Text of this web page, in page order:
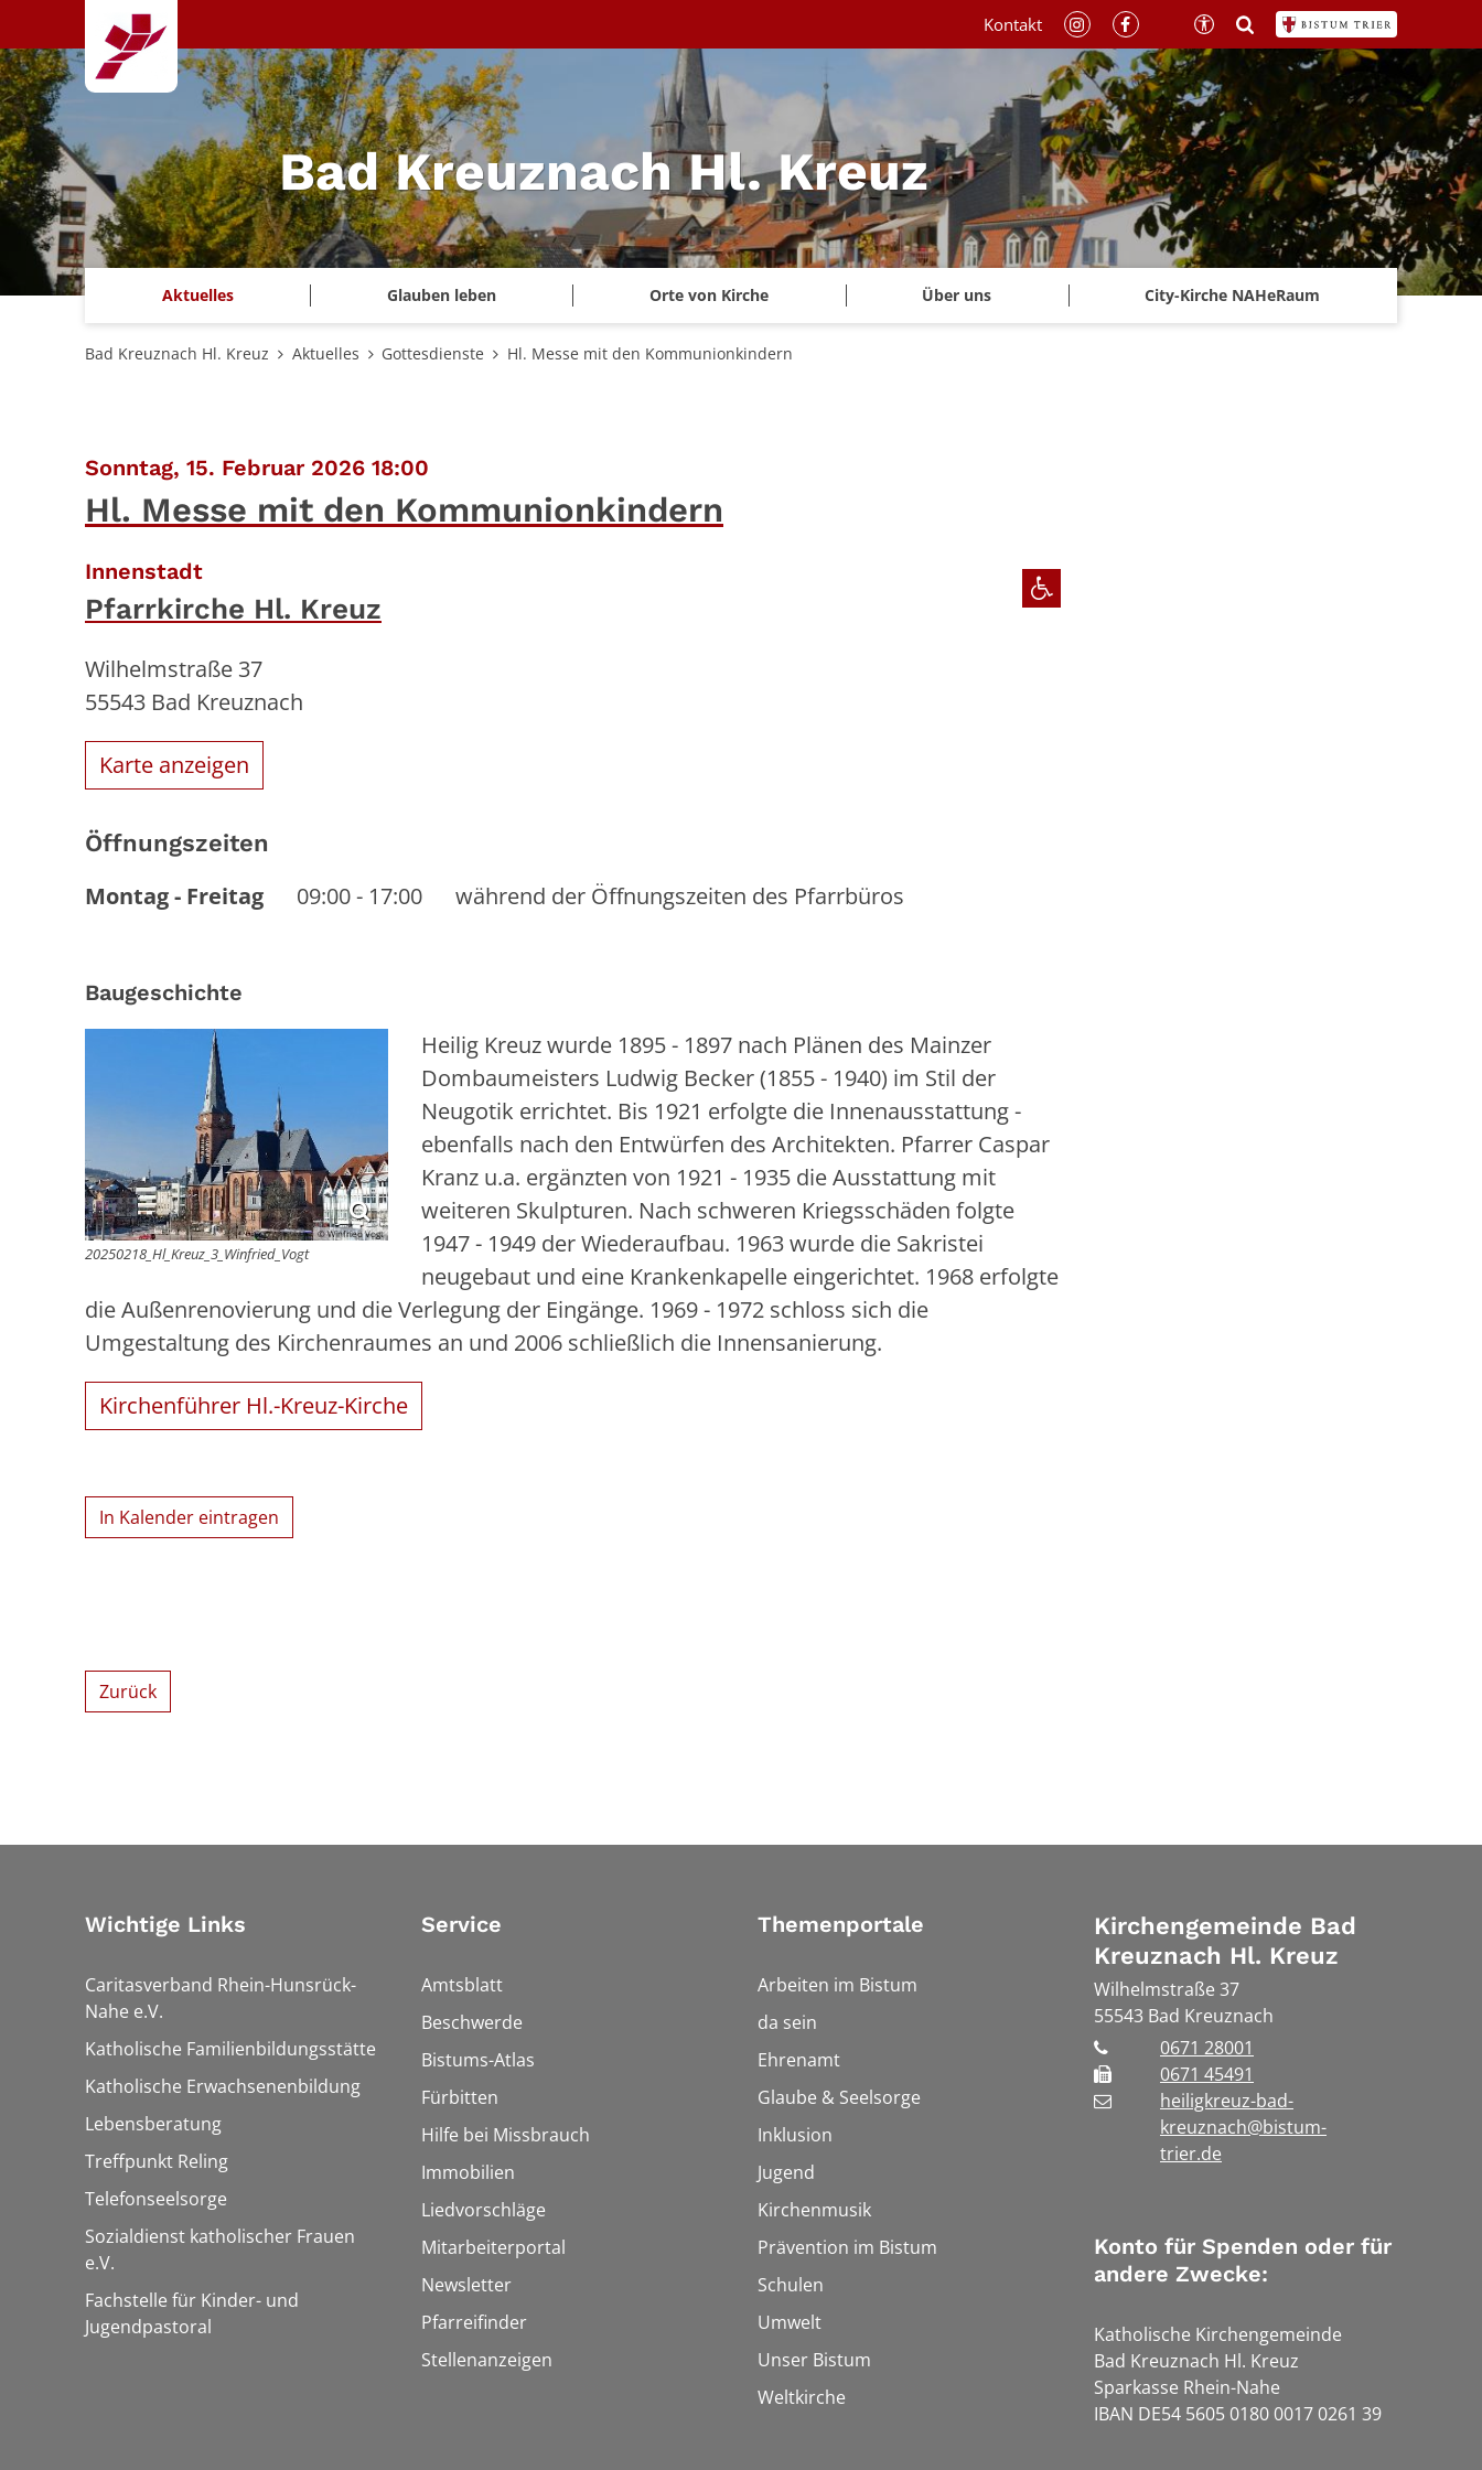
Zum Inhalt springen
Bad Kreuznach Hl. Kreuz
Aktuelles Glauben leben Orte von Kirche Über uns City-Kirche NAHeRaum
Kontakt
Bad Kreuznach Hl. Kreuz Aktuelles Gottesdienste Hl. Messe mit den Kommunionkindern
Sonntag, 15. Februar 2026 18:00
Hl. Messe mit den Kommunionkindern
Innenstadt:
Pfarrkirche Hl. Kreuz
Wilhelmstraße 37
55543 Bad Kreuznach
Karte anzeigen
Öffnungszeiten
Montag- Freitag 09:00- 17:00 während der Öffnungszeiten des Pfarrbüros
Baugeschichte
© Winfried Vogt
20250218_Hl_Kreuz_3_Winfried_Vogt
Heilig Kreuz wurde 1895 - 1897 nach Plänen des Mainzer
Dombaumeisters Ludwig Becker (1855 - 1940) im Stil der
Neugotik errichtet. Bis 1921 erfolgte die Innenausstattung -
ebenfalls nach den Entwürfen des Architekten. Pfarrer Caspar
Kranz u.a. ergänzten von 1921 - 1935 die Ausstattung mit
weiteren Skulpturen. Nach schweren Kriegsschäden folgte
1947 - 1949 der Wiederaufbau. 1963 wurde die Sakristei
neugebaut und eine Krankenkapelle eingerichtet. 1968 erfolgte
die Außenrenovierung und die Verlegung der Eingänge. 1969 - 1972 schloss sich die
Umgestaltung des Kirchenraumes an und 2006 schließlich die Innensanierung.
Kirchenführer Hl.-Kreuz-Kirche
In Kalender eintragen
Zurück
Wichtige Links
Caritasverband Rhein-Hunsrück-
Nahe e.V.
Katholische Familienbildungsstätte
Katholische Erwachsenenbildung
Lebensberatung
Treffpunkt Reling
Telefonseelsorge
Sozialdienst katholischer Frauen
e.V.
Fachstelle für Kinder- und
Jugendpastoral
Service
Amtsblatt
Beschwerde
Bistums-Atlas
Fürbitten
Hilfe bei Missbrauch
Immobilien
Liedvorschläge
Mitarbeiterportal
Newsletter
Pfarreifinder
Stellenanzeigen
Themenportale
Arbeiten im Bistum
da sein
Ehrenamt
Glaube & Seelsorge
Inklusion
Jugend
Kirchenmusik
Prävention im Bistum
Schulen
Umwelt
Unser Bistum
Weltkirche
Kirchengemeinde Bad
Kreuznach Hl. Kreuz
Wilhelmstraße 37
55543 Bad Kreuznach
0671 28001
0671 45491
heiligkreuz-bad-
kreuznach@bistum-
trier.de
Konto für Spenden oder für
andere Zwecke:
Katholische Kirchengemeinde
Bad Kreuznach Hl. Kreuz
Sparkasse Rhein-Nahe
IBAN DE54 5605 0180 0017 0261 39